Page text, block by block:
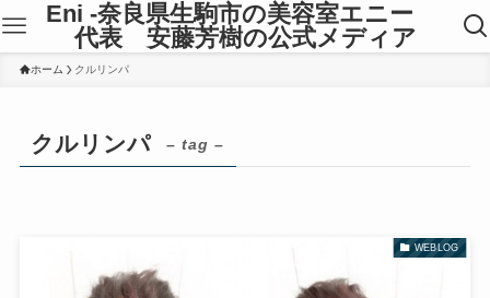
Eni -奈良県生駒市の美容室エニー
代表 安藤芳樹の公式メディア
ホーム クルリンパ
クルリンパ – tag –
WEBLOG